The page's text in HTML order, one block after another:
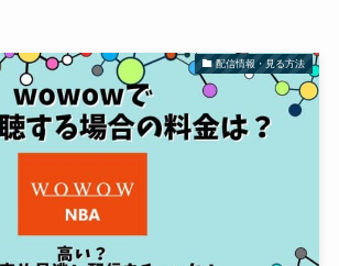
配信情報・見る方法